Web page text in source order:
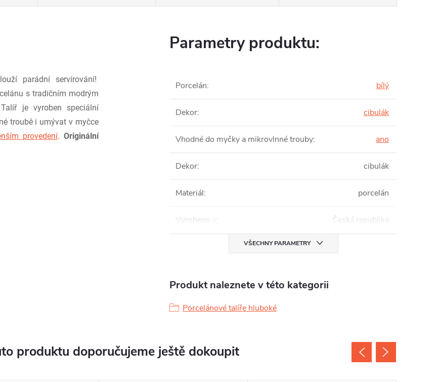
parádní servírování!
s tradičním modrým
je vyroben speciální
troubě i umývat v myčce
provedení.Originální
Parametry produktu:
Porcelán: bílý
Dekor: cibulák
Vhodné do myčky a mikrovlnné trouby: ano
Dekor: cibulák
Materiál: porcelán
Vyrobeno v: Česká republika
VŠECHNY PARAMETRY
Produkt naleznete v této kategorii
Porcelánové talíře hluboké
produktu doporučujeme ještě dokoupit